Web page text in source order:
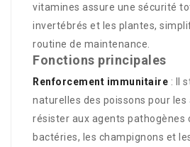
vitamines assure une sécurité
invertébrés et les plantes,
routine de maintenance.
Fonctions principales
Renforcement immunitaire : Il
naturelles des poissons pour les
résister aux agents pathogènes
bactéries, les champignons et